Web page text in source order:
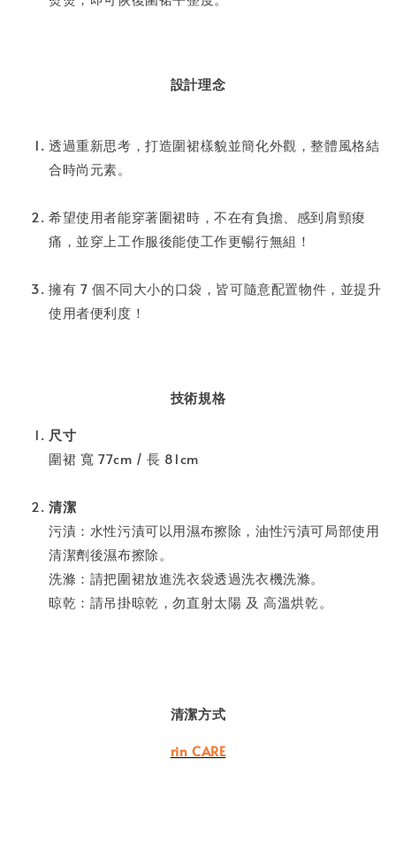
設計理念
透過重新思考，打造圍裙樣貌並簡化外觀，整體風格結
合時尚元素。
希望使用者能穿著圍裙時，不在有負擔、感到肩頸痠
痛，並穿上工作服後能使工作更暢行無組！
擁有 7 個不同大小的口袋，皆可隨意配置物件，並提升
使用者便利度！
技術規格
尺寸
圍裙 寬 77cm / 長 81cm
清潔
污漬：水性污漬可以用濕布擦除，油性污漬可局部使用
清潔劑後濕布擦除。
洗滌：請把圍裙放進洗衣袋透過洗衣機洗滌。
晾乾：請吊掛晾乾，勿直射太陽 及 高溫烘乾。
清潔方式
rin CARE